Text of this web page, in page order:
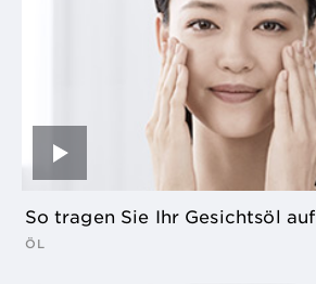
So tragen Sie Ihr Gesichtsöl auf
ÖL